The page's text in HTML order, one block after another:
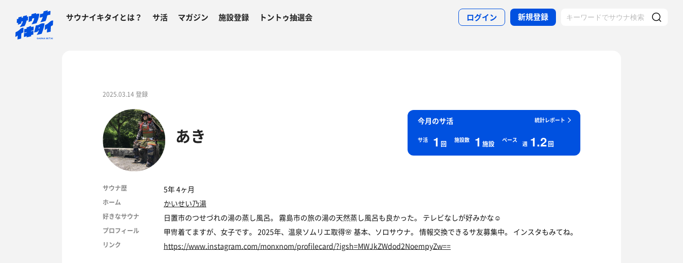
サウナイキタイとは？ サ活 マガジン 施設登録 トントゥ抽選会 ログイン 新規登録
2025.03.14 登録
あき
統計レポート
今月のサ活
サ活 1 回 施設数 1 施設 ペース
週 1.2回
サウナ歴 5年 4ヶ月
ホーム かいせい乃湯
好きなサウナ 日置市のつせづれの湯の蒸し風呂。 霧島市の旅の湯の天然蒸し風呂も良かった。 テレビなしが好みかな☺️
プロフィール 甲冑着てますが、女子です。 2025年、温泉ソムリエ取得🌸 基本、ソロサウナ。 情報交換できるサ友募集中。 インスタもみてね。
リンク https://www.instagram.com/monxnom/profilecard/?igsh=MWJkZWdod2NoempyZw==